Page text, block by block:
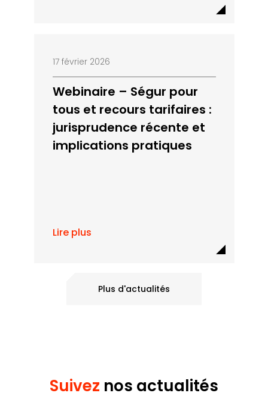
Plus d'actualités
17 février 2026
Webinaire – Ségur pour
tous et recours tarifaires :
jurisprudence récente et
implications pratiques
Lire plus
Suivez nos actualités